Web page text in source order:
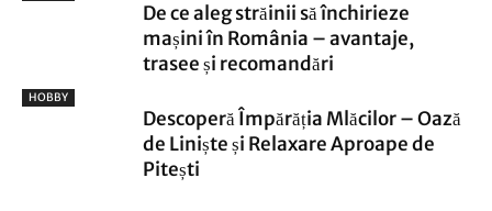
De ce aleg străinii să închirieze
mașini în România – avantaje,
trasee și recomandări
HOBBY
Descoperă Împărăția Mlăcilor – Oază
de Liniște și Relaxare Aproape de
Pitești